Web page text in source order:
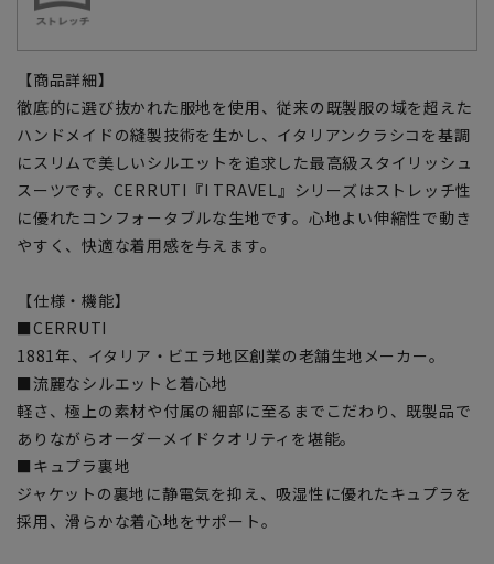
【商品詳細】
徹底的に選び抜かれた服地を使用、従来の既製服の域を超えた
ハンドメイドの縫製技術を生かし、イタリアンクラシコを基調
にスリムで美しいシルエットを追求した最高級スタイリッシュ
スーツです。CERRUTI『I TRAVEL』シリーズはストレッチ性
に優れたコンフォータブルな生地です。心地よい伸縮性で動き
やすく、快適な着用感を与えます。
【仕様・機能】
■CERRUTI
1881年、イタリア・ビエラ地区創業の老舗生地メーカー。
■流麗なシルエットと着心地
軽さ、極上の素材や付属の細部に至るまでこだわり、既製品で
ありながらオーダーメイドクオリティを堪能。
■キュプラ裏地
ジャケットの裏地に静電気を抑え、吸湿性に優れたキュプラを
採用、滑らかな着心地をサポート。